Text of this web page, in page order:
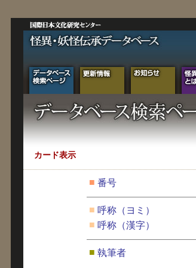
カード表示
■ 番号
■ 呼称（ヨミ）
■ 呼称（漢字）
■ 執筆者